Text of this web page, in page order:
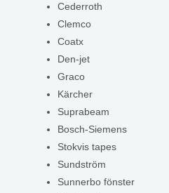
Cederroth
Clemco
Coatx
Den-jet
Graco
Kärcher
Suprabeam
Bosch-Siemens
Stokvis tapes
Sundström
Sunnerbo fönster